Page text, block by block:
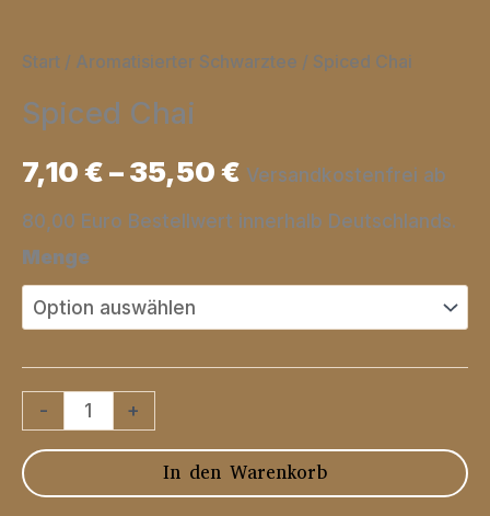
Start / Aromatisierter Schwarztee / Spiced Chai
Spiced Chai
7,10€–35,50€ Versandkostenfrei ab
80,00 Euro Bestellwert innerhalb Deutschlands.
Menge
-
Spiced
Menge
+
In den Warenkorb